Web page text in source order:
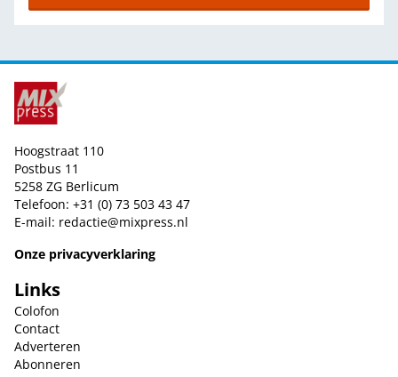
Hoogstraat 110
Postbus 11
5258 ZG Berlicum
Telefoon: +31 (0) 73 503 43 47
E-mail: redactie@mixpress.nl
Onze privacyverklaring
Links
Colofon
Contact
Adverteren
Abonneren